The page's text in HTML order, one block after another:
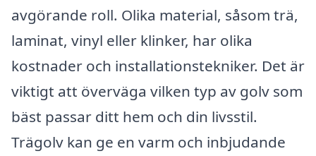
avgörande roll. Olika material, såsom trä,
laminat, vinyl eller klinker, har olika
kostnader och installationstekniker. Det är
viktigt att överväga vilken typ av golv som
bäst passar ditt hem och din livsstil.
Trägolv kan ge en varm och inbjudande